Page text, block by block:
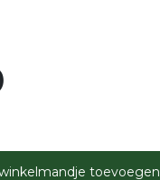
toevoegen